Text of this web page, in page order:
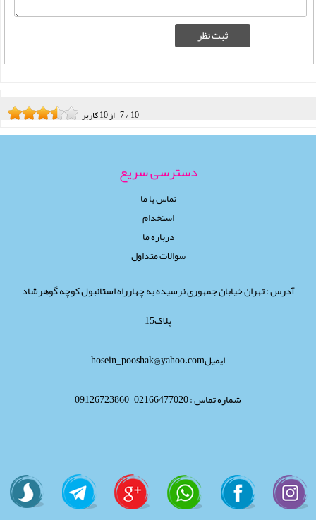
7/10 از10کاربر
دسترسی سریع
تماس با ما
استخدام
درباره ما
سوالات متداول
آدرس : تهران خیابان جمهوری نرسیده به چهارراه استانبول کوچه گوهرشاد
پلاک15
ایمیلhosein_pooshak@yahoo.com
شماره تماس : 02166477020_09126723860